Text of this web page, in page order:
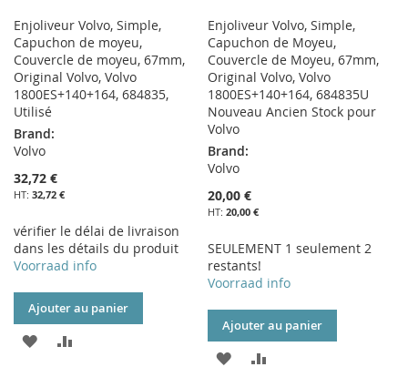
Enjoliveur Volvo, Simple,
Capuchon de moyeu,
Couvercle de moyeu, 67mm,
Original Volvo, Volvo
1800ES+140+164, 684835,
Utilisé
Brand:
Volvo
32,72 €
32,72 €
vérifier le délai de livraison
dans les détails du produit
Voorraad info
Ajouter au panier
AJOUTER
Enjoliveur Volvo, Simple,
Capuchon de Moyeu,
Couvercle de Moyeu, 67mm,
Original Volvo, Volvo
1800ES+140+164, 684835U
Nouveau Ancien Stock pour
Volvo
Brand:
Volvo
20,00 €
20,00 €
SEULEMENT 1 seulement 2
restants!
Voorraad info
Ajouter au panier
AJOUTER